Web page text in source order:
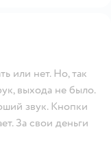
или нет. Но, так
выхода не было.
звук. Кнопки
За свои деньги